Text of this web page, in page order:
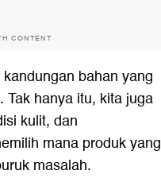
CONTENT
bahan yang
hanya itu, kita juga
kulit, dan
mana produk yang
masalah.